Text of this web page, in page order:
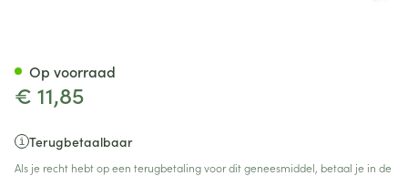
€ 11,85
Terugbetaalbaar
Als je recht hebt op een terugbetaling voor dit geneesmiddel, betaal je in de
Op voorraad